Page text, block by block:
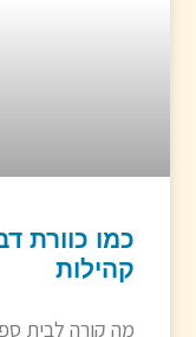
כמו כוורת
קהילות
מה קורה לבית